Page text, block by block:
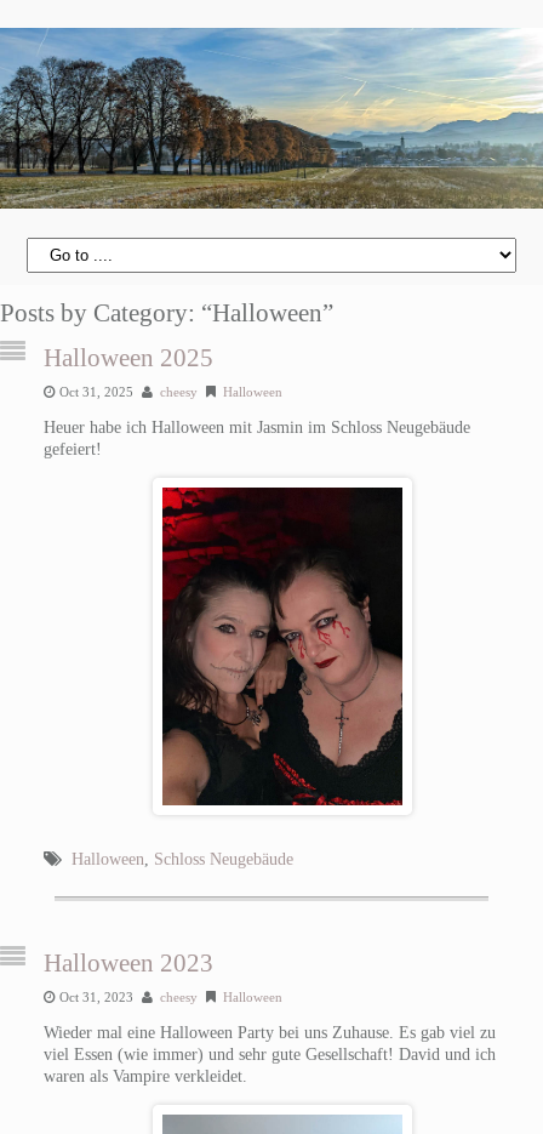
Posts by Category: “Halloween”
Halloween 2025
Oct 31, 2025 cheesy Halloween
Heuer habe ich Halloween mit Jasmin im Schloss Neugebäude
gefeiert!
Halloween, Schloss Neugebäude
Halloween 2023
Oct 31, 2023 cheesy Halloween
Wieder mal eine Halloween Party bei uns Zuhause. Es gab viel zu
viel Essen (wie immer) und sehr gute Gesellschaft! David und ich
waren als Vampire verkleidet.